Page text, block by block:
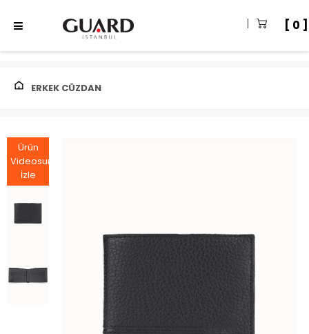
0
ERKEK CÜZDAN
Ürün
Videosunu
İzle